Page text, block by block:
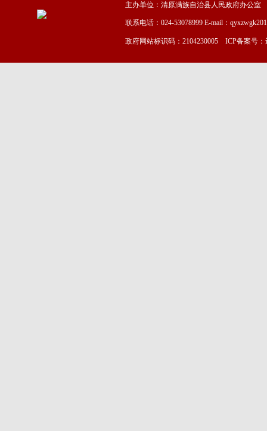
主办单位：清原满族自治县人民政府办公室
联系电话：024-53078999 E-mail：
政府网站标识码：2104230005 ICP备案号：